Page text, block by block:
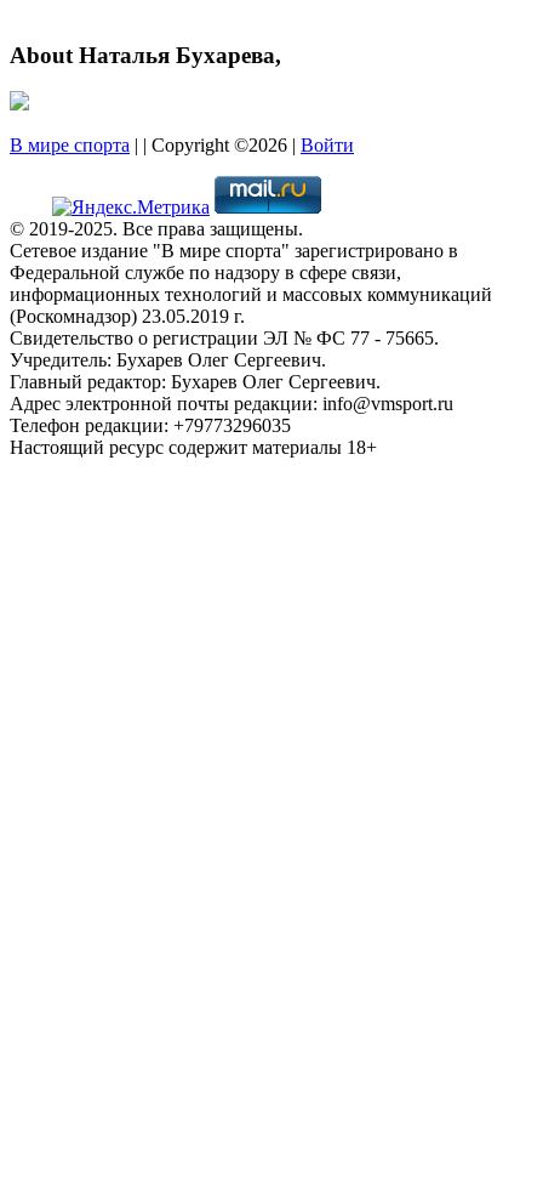
About Наталья Бухарева,
В мире спорта | | Copyright ©2026 | Войти
© 2019-2025. Все права защищены.
Сетевое издание "В мире спорта" зарегистрировано в
Федеральной службе по надзору в сфере связи,
информационных технологий и массовых коммуникаций
(Роскомнадзор) 23.05.2019 г.
Свидетельство о регистрации ЭЛ № ФС 77 - 75665.
Учредитель: Бухарев Олег Сергеевич.
Главный редактор: Бухарев Олег Сергеевич.
Адрес электронной почты редакции: info@vmsport.ru
Телефон редакции: +79773296035
Настоящий ресурс содержит материалы 18+